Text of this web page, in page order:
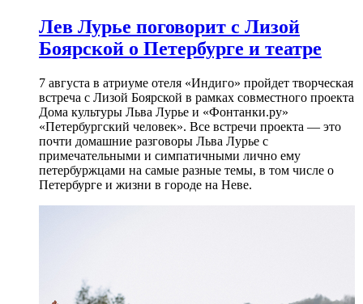
Лев Лурье поговорит с Лизой
Боярской о Петербурге и театре
7 августа в атриуме отеля «Индиго» пройдет творческая
встреча с Лизой Боярской в рамках совместного проекта
Дома культуры Льва Лурье и «Фонтанки.ру»
«Петербургский человек». Все встречи проекта — это
почти домашние разговоры Льва Лурье с
примечательными и симпатичными лично ему
петербуржцами на самые разные темы, в том числе о
Петербурге и жизни в городе на Неве.